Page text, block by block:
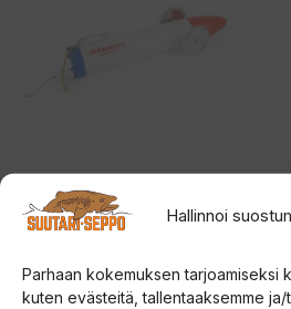
Hallinnoi
Parhaan kokemuksen tarjoamiseksi
kuten evästeitä, tallentaaksemme
AHTI JÄÄRAKETTI
verkkonarun uittolaite
5:stä
69,00€